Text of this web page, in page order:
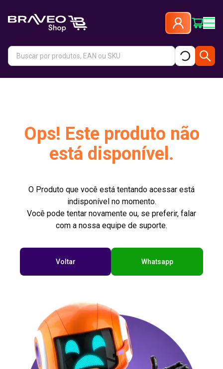
Ops! Este produto não
está disponível.
O Produto que você está tentando acessar está
indisponível no momento.
Você pode tentar novamente ou, se preferir, falar
com a nossa equipe de suporte.
Voltar Whatsapp